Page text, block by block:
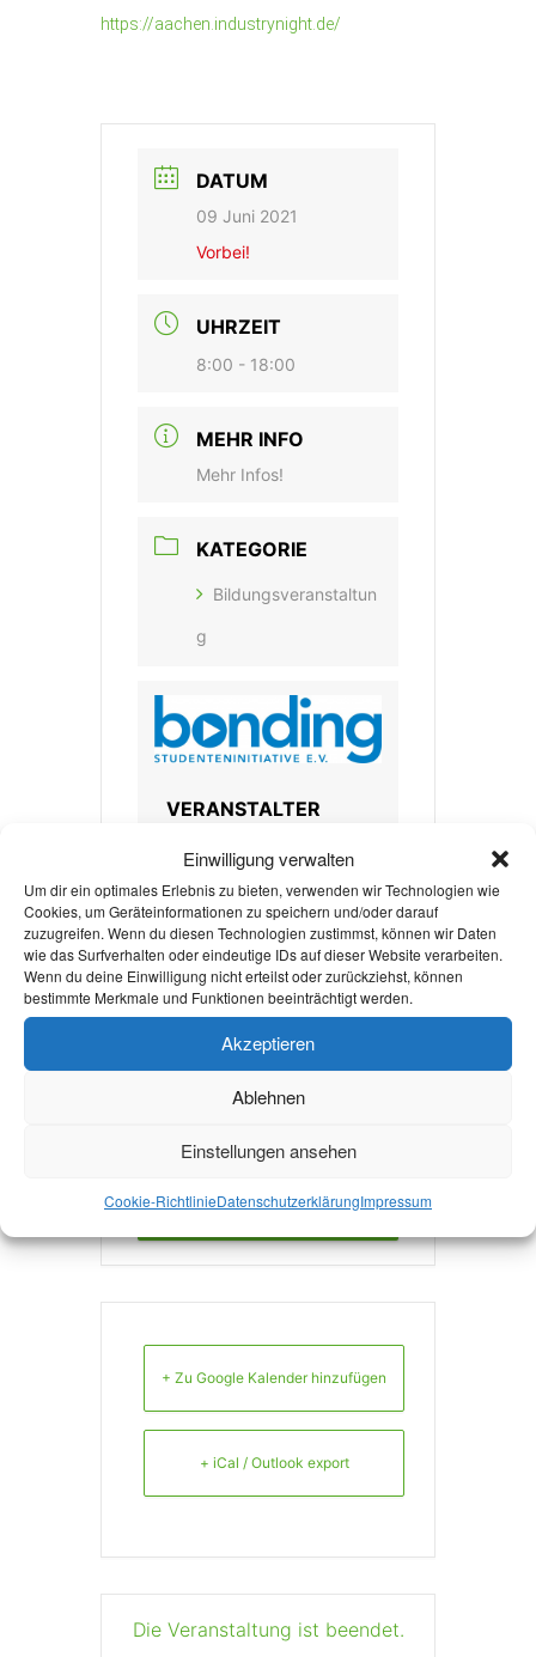
Einwilligung verwalten
Um dir ein optimales Erlebnis zu bieten, verwenden wir Technologien wie
Cookies, um Geräteinformationen zu speichern und/oder darauf
zuzugreifen. Wenn du diesen Technologien zustimmst, können wir Daten
wie das Surfverhalten oder eindeutige IDs auf dieser Website verarbeiten.
Wenn du deine Einwilligung nicht erteilst oder zurückziehst, können
bestimmte Merkmale und Funktionen beeinträchtigt werden.
Akzeptieren
Ablehnen
Einstellungen ansehen
Cookie-RichtlinieDatenschutzerklärungImpressum
https://aachen.industrynight.de/
DATUM
09 Juni 2021
Vorbei!
UHRZEIT
8:00 - 18:00
MEHR INFO
Mehr Infos!
KATEGORIE
Bildungsveranstaltun
g
VERANSTALTER
BONDING
STUDIERENDENINITIATIVE E.V.
E-MAIL
aachen@bonding.de
https://aachen.bondin
g.de/
Mehr Infos!
+ Zu Google Kalender hinzufügen
+ iCal / Outlook export
Die Veranstaltung ist beendet.